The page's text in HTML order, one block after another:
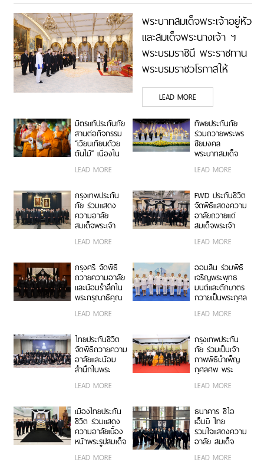
พระบาทสมเด็จพระเจ้าอยู่หัว
และสมเด็จพระนางเจ้า ฯ
พระบรมราชินี พระราชทาน
พระบรมราชวโรกาสให้
คณะกรรมการ ธนาคาร
กรุงเทพ จำกัด (มหาชน)
เฝ้าทูลละอองธุลีพระบาท
ถวายพระพรชัยมงคล
LEAD MORE
มิตรแท้ประกันภัย
สานต่อกิจกรรม
“เวียนเทียนด้วย
ต้นไม้” เนื่องใน
ณ วัดอรุณ
สืบสานพระพุทธ
ศาสนา ส่งเสริม
การทำบุญวิถีใหม่
เพื่อสิ่งแวดล้อมที่
LEAD MORE
ทิพยประกันภัย
ร่วมถวายพระพร
ชัยมงคล
พระบาทสมเด็จ
รามาธิบดีศรีสิน
กรณ พระวชิร
เกล้าเจ้าอยู่หัว
LEAD MORE
กรุงเทพประกัน
ภัย ร่วมแสดง
ความอาลัย
สมเด็จพระเจ้า
รกิติยาภา นเรนทิ
หลวงราชสาริณี
สิริพัชร มหาวัชร
ราชธิดา
LEAD MORE
FWD ประกันชีวิต
จัดพิธีแสดงความ
อาลัยถวายแด่
สมเด็จพระเจ้า
รกิติยาภา นเรนทิ
หลวงราชสาริณี
สิริพัชร มหาวัชร
ราชธิดา
LEAD MORE
กรุงศรี จัดพิธี
ถวายความอาลัย
และน้อมรำลึกใน
พระกรุณาธิคุณ
ลูกเธอ เจ้าฟ้าพัช
ราเทพยวดี กรม
หลวงราชสาริณี
สิริพัชร มหาวัชร
ราชธิดา
LEAD MORE
ออมสิน ร่วมพิธี
เจริญพระพุทธ
มนต์และตักบาตร
ถวายเป็นพระกุศล
ฉลองพระชนมายุ
สมเด็จพระ
สังฆราช
LEAD MORE
ไทยประกันชีวิต
จัดพิธีถวายความ
อาลัยและน้อม
สำนึกในพระ
ที่สุดมิได้ ถวาย
ลูกเธอ เจ้าฟ้าพัช
รกิติยาภา นเรนทิ
ราเทพยวดี กรม
หลวงราชสาริณี
สิริพัชร มหาวัชร
ราชธิดา
LEAD MORE
กรุงเทพประกัน
ภัย ร่วมเป็นเจ้า
ภาพพิธีบำเพ็ญ
กุศลศพ พระ
อดีตเจ้าอาวาสวัด
กาญจนาภิเษก
LEAD MORE
เมืองไทยประกัน
ชีวิต ร่วมแสดง
ความอาลัยเบื้อง
หน้าพระรูปสมเด็จ
เจ้าฟ้าพัชรกิติยา
LEAD MORE
ธนาคาร ซีไอ
เอ็มบี ไทย
รวมใจแสดงความ
อาลัย สมเด็จ
เจ้าฟ้าพัชรกิติยา
LEAD MORE